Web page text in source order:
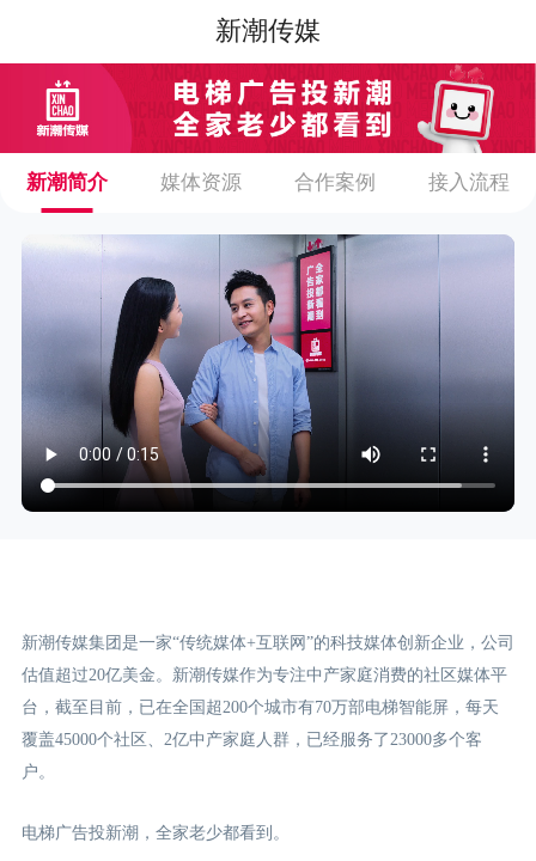
新潮传媒
新潮简介 媒体资源 合作案例 接入流程
新潮传媒集团是一家“传统媒体+互联网”的科技媒体创新企业，公司
估值超过20亿美金。新潮传媒作为专注中产家庭消费的社区媒体平
台，截至目前，已在全国超200个城市有70万部电梯智能屏，每天
覆盖45000个社区、2亿中产家庭人群，已经服务了23000多个客
户。
电梯广告投新潮，全家老少都看到。